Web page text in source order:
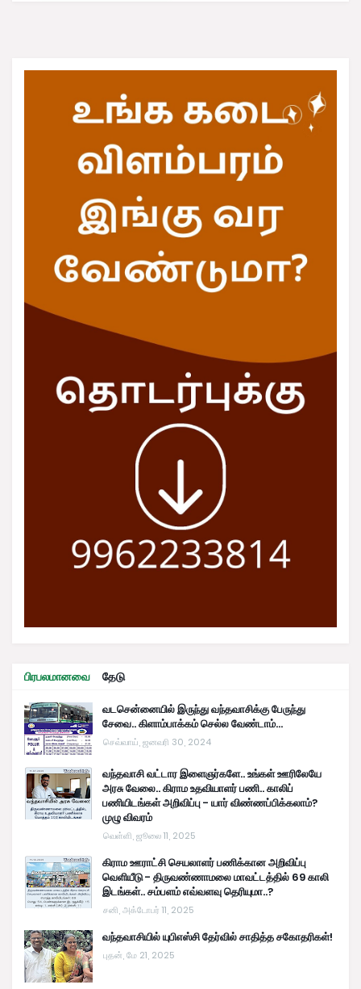
பிரபலமானவை தேடு
வடசென்னையில் இருந்து வந்தவாசிக்கு பேருந்து
சேவை.. கிளாம்பாக்கம் செல்ல வேண்டாம்...
செவ்வாய், ஜனவரி 30, 2024
வந்தவாசி வட்டார இளைஞர்களே.. உங்கள் ஊரிலேயே
அரசு வேலை.. கிராம உதவியாளர் பணி.. காலிப்
பணியிடங்கள் அறிவிப்பு - யார் விண்ணப்பிக்கலாம்?
முழு விவரம்
வெள்ளி, ஜூலை 11, 2025
கிராம ஊராட்சி செயலாளர் பணிக்கான அறிவிப்பு
வெளியீடு - திருவண்ணாமலை மாவட்டத்தில் 69 காலி
இடங்கள்.. சம்பளம் எவ்வளவு தெரியுமா..?
சனி, அக்டோபர் 11, 2025
வந்தவாசியில் யுபிஎஸ்சி தேர்வில் சாதித்த சகோதரிகள்!
புதன், மே 21, 2025